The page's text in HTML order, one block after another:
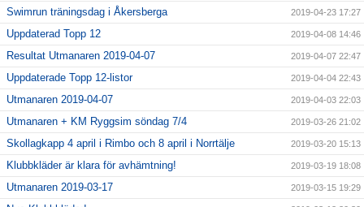
Swimrun träningsdag i Åkersberga 2019-04-23 17:27
Uppdaterad Topp 12 2019-04-08 14:46
Resultat Utmanaren 2019-04-07 2019-04-07 22:47
Uppdaterade Topp 12-listor 2019-04-04 22:43
Utmanaren 2019-04-07 2019-04-03 22:03
Utmanaren + KM Ryggsim söndag 7/4 2019-03-26 21:02
Skollagkapp 4 april i Rimbo och 8 april i Norrtälje 2019-03-20 15:13
Klubbkläder är klara för avhämtning! 2019-03-19 18:08
Utmanaren 2019-03-17 2019-03-15 19:29